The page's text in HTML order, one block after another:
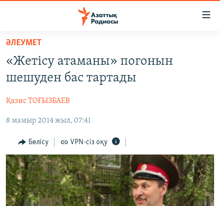
Skip
main
content
to
Navigation
Search
AZATTYQTV
ҚАҢТАР ОҚИҒАСЫ
АДАМ ҚҰҚЫҚТАРЫ
ӘЛЕУМЕТ
ӘЛЕМ
АРНАЙЫ ЖОБАЛАР
Русский
ӘЛЕУМЕТ
«Жетісу атаманы» погонын
шешуден бас тартады
Қазис ТОҒЫЗБАЕВ
8 мамыр 2014 жыл, 07:41
Бөлісу VPN-сіз оқу